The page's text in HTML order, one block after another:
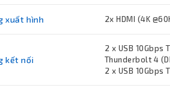
xuất hình 2x HDMI (4K
kết nối
2 x USB 10Gbps
Thunderbolt 4
2 x USB 10Gbps